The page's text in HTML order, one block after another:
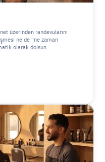
üzerinden randevularını
ne de "ne zaman
olarak dolsun.